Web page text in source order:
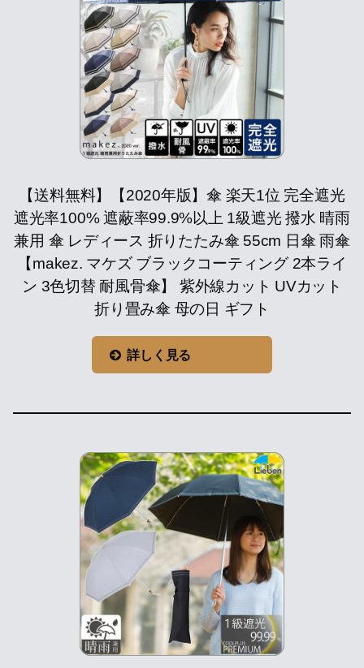
【送料無料】【2020年版】傘 楽天1位 完全遮光
遮光率100% 遮蔽率99.9%以上 1級遮光 撥水 晴雨
兼用 傘 レディース 折りたたみ傘 55cm 日傘 雨傘
【makez. マケズ ブラックコーティング 2本ライ
ン 3色切替 耐風骨傘】 紫外線カット UVカット
折り畳み傘 母の日 ギフト
詳しく見る